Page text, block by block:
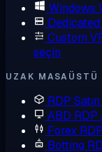
Windows
Custom
seçin
UZAK MASAÜSTÜ
RDP
ABD RDP
Forex RDP
Botting